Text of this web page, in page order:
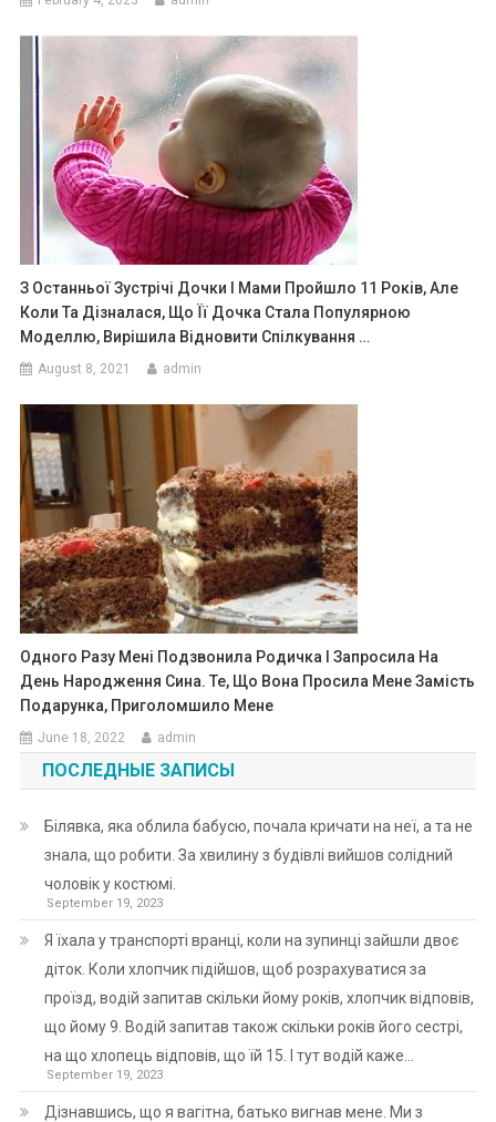
З Останньої Зустрічі Дочки І Мами Пройшло 11 Років, Але
Коли Та Дізналася, Що Її Дочка Стала Популярною
Моделлю, Вирішила Відновити Спілкування …
August 8, 2021 admin
Одного Разу Мені Подзвонила Родичка І Запросила На
День Народження Сина. Те, Що Вона Просила Мене Замість
Подарунка, Приголомшило Мене
June 18, 2022 admin
ПОСЛЕДНЫЕ ЗАПИСЫ
Білявка, яка облила бабусю, почала кричати на неї, а та не
знала, що робити. За хвилину з будівлі вийшов солідний
чоловік у костюмі.
September 19, 2023
Я їхала у транспорті вранці, коли на зупинці зайшли двоє
діток. Коли хлопчик підійшов, щоб розрахуватися за
проїзд, водій запитав скільки йому років, хлопчик відповів,
що йому 9. Водій запитав також скільки років його сестрі,
на що хлопець відповів, що їй 15. І тут водій каже…
September 19, 2023
Дізнавшись, що я вагітна, батько вигнав мене. Ми з